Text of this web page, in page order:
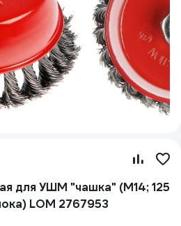
для УШМ "чашка" (М14; 125
LOM 2767953